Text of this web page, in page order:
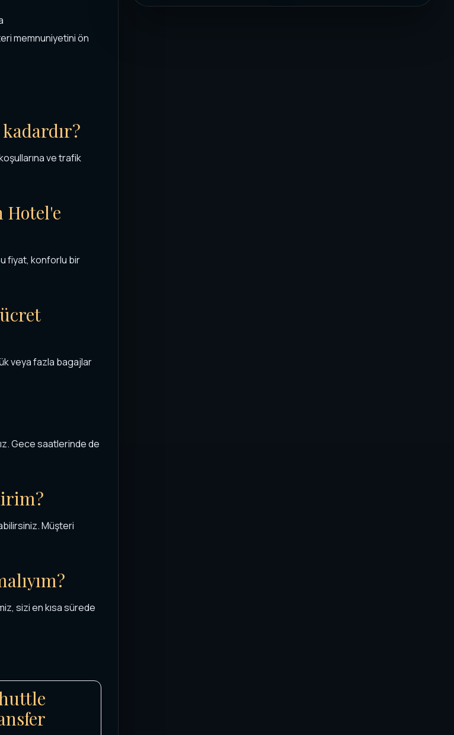
memnuniyetini ön
ve trafik
Hotel'e
fiyat, konforlu bir
veya fazla bagajlar
Gece saatlerinde de
Müşteri
sizi en kısa sürede